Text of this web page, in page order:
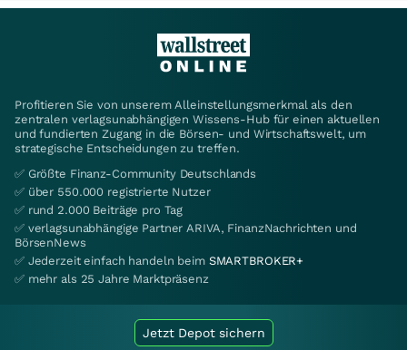
Profitieren Sie von unserem Alleinstellungsmerkmal als den
zentralen verlagsunabhängigen Wissens-Hub für einen aktuellen
und fundierten Zugang in die Börsen- und Wirtschaftswelt, um
strategische Entscheidungen zu treffen.
✅ Größte Finanz-Community Deutschlands
✅ über 550.000 registrierte Nutzer
✅ rund 2.000 Beiträge pro Tag
✅ verlagsunabhängige Partner ARIVA, FinanzNachrichten und
BörsenNews
✅ Jederzeit einfach handeln beim SMARTBROKER+
✅ mehr als 25 Jahre Marktpräsenz
Jetzt Depot sichern